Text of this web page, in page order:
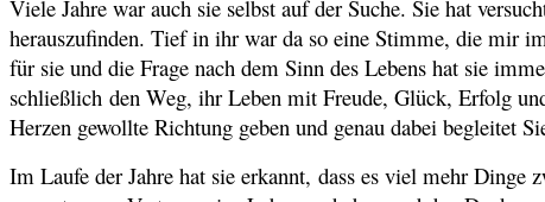
Viele Jahre war auch sie selbst auf der Suche. Sie hat
herauszufinden. Tief in ihr war da so eine Stimme, die mir
für sie und die Frage nach dem Sinn des Lebens hat sie
schließlich den Weg, ihr Leben mit Freude, Glück, Erfolg
Herzen gewollte Richtung geben und genau dabei begleitet
Im Laufe der Jahre hat sie erkannt, dass es viel mehr